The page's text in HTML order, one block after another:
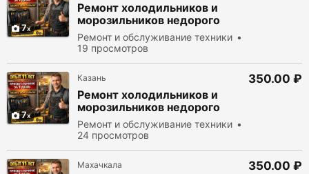
7
Ремонт холодильников и
морозильников недорого
Ремонт и обслуживание техники
19 просмотров
7
Казань
Ремонт холодильников и
морозильников недорого
Ремонт и обслуживание техники
24 просмотров
350.00 ₽
Махачкала 350.00 ₽